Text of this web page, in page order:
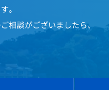
。
相談がございましたら、